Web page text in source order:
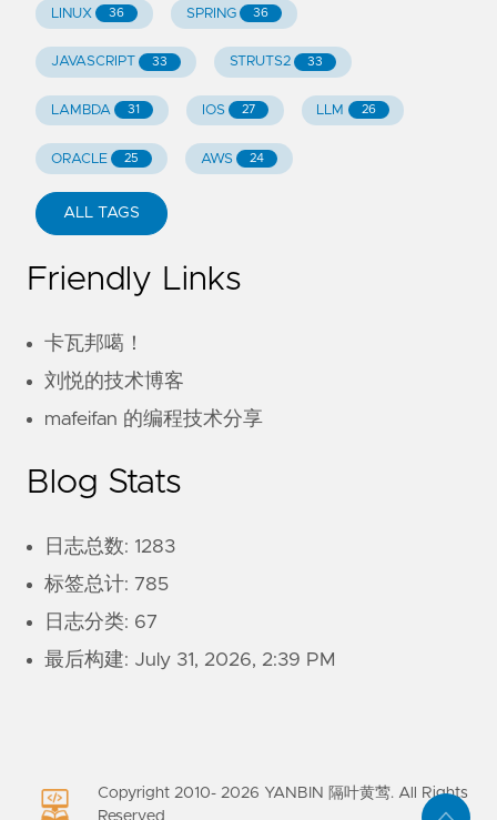
LINUX 36 SPRING 36
JAVASCRIPT 33 STRUTS2 33
LAMBDA 31 IOS 27 LLM 26
ORACLE 25 AWS 24
ALL TAGS
Friendly Links
卡瓦邦噶！
刘悦的技术博客
mafeifan 的编程技术分享
Blog Stats
日志总数: 1283
标签总计: 785
日志分类: 67
最后构建: July 31, 2026, 2:39 PM
Copyright 2010- 2026 YANBIN 隔叶黄莺. All Rights
Reserved